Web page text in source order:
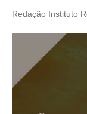
Redação Instituto